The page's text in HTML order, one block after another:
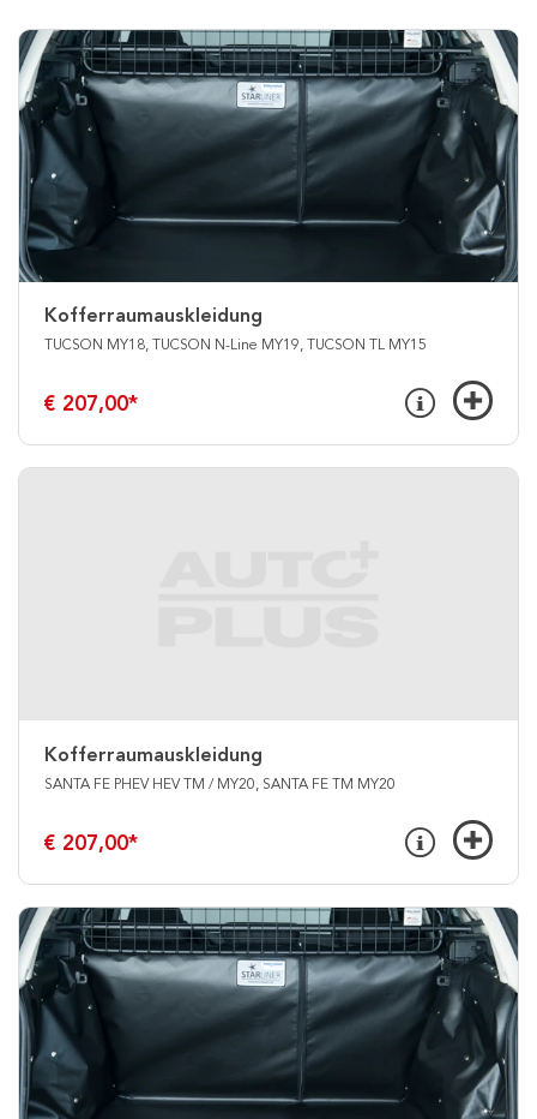
Kofferraumauskleidung
TUCSON MY18, TUCSON N-Line MY19, TUCSON TL MY15
€ 207,00*
Kofferraumauskleidung
SANTA FE PHEV HEV TM / MY20, SANTA FE TM MY20
€ 207,00*